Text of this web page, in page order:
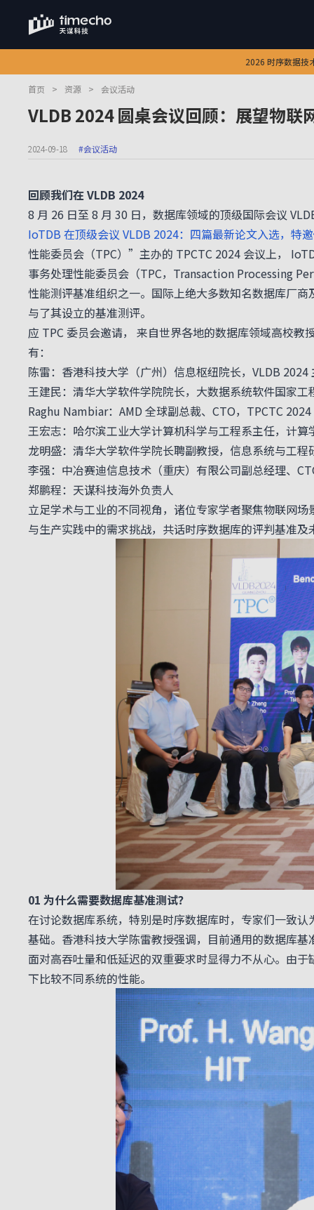
2026 时序数据技
首页 > 资源 > 会议活动
VLDB 2024 圆桌会议回顾：展望物联
2024-09-18 #会议活动
回顾我们在 VLDB 2024
8 月 26 日至 8 月 30 日，数据库领域的顶级国际会议
IoTDB 在顶级会议 VLDB 2024：四篇最新论文入选，特
性能委员会（TPC）”主办的 TPCTC 2024 会议上，
事务处理性能委员会（TPC，Transaction Processing
性能测评基准组织之一。国际上绝大多数知名数据库厂
与了其设立的基准测评。
应 TPC 委员会邀请， 来自世界各地的数据库领域高校教
有：
陈雷：香港科技大学（广州）信息枢纽院长，VLDB 2024
王建民：清华大学软件学院院长，大数据系统软件国家工
Raghu Nambiar：AMD 全球副总裁、CTO，TPCTC
王宏志：哈尔滨工业大学计算机科学与工程系主任，计
龙明盛：清华大学软件学院长聘副教授，信息系统与工程
李强：中冶赛迪信息技术（重庆）有限公司副总经理、
郑鹏程：天谋科技海外负责人
立足学术与工业的不同视角，诸位专家学者聚焦物联网
与生产实践中的需求挑战，共话时序数据库的评判基准及
01 为什么需要数据库基准测试？
在讨论数据库系统，特别是时序数据库时，专家们一致
基础。香港科技大学陈雷教授强调，目前通用的数据库
面对高吞吐量和低延迟的双重要求时显得力不从心。由
下比较不同系统的性能。